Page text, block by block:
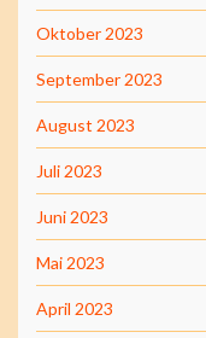
Oktober 2023
September 2023
August 2023
Juli 2023
Juni 2023
Mai 2023
April 2023